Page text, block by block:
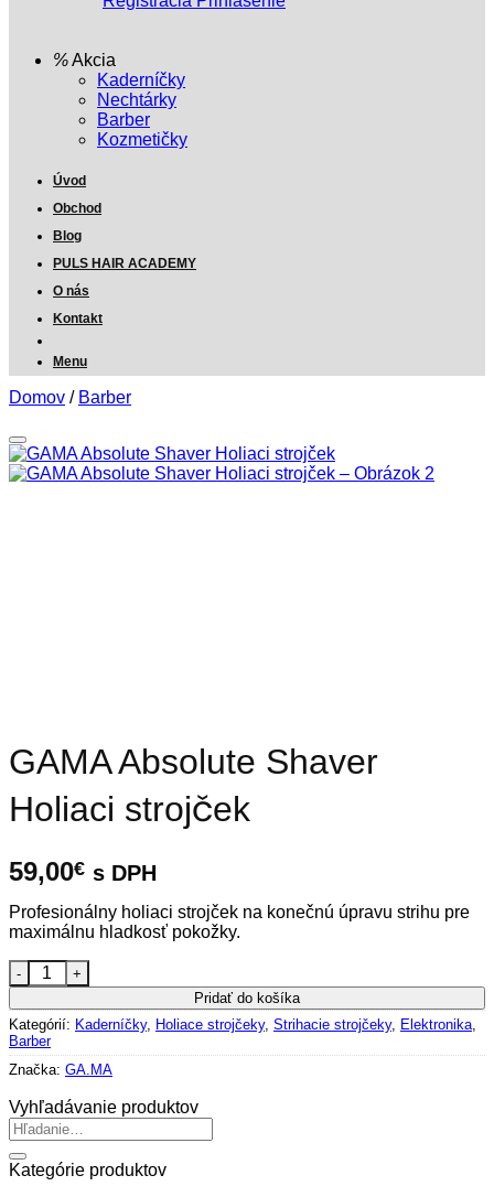
Akcia
Kaderníčky
Nechtárky
Barber
Kozmetičky
Úvod
Obchod
Blog
PULS HAIR ACADEMY
O nás
Kontakt
Menu
Domov / Barber
GAMA Absolute Shaver
Holiaci strojček
59,00€ s DPH
Profesionálny holiaci strojček na konečnú úpravu strihu pre
maximálnu hladkosť pokožky.
množstvo GAMA Absolute Shaver Holiaci strojček
Pridať do košíka
Kategórií: Kaderníčky, Holiace strojčeky, Strihacie strojčeky, Elektronika,
Barber
Značka: GA.MA
Vyhľadávanie produktov
Hľadať:
Kategórie produktov